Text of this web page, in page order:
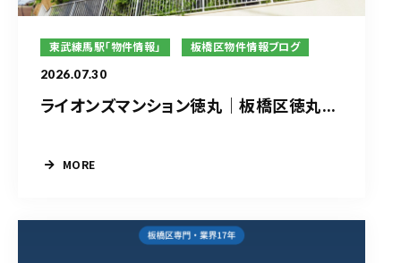
東武練馬駅「物件情報」 板橋区物件情報ブログ
2026.07.30
ライオンズマンション徳丸｜板橋区徳丸...
MORE